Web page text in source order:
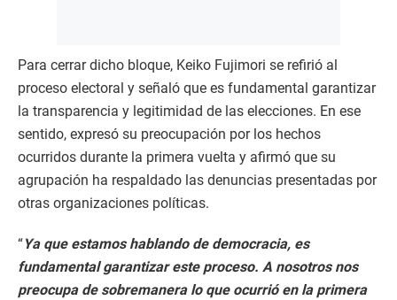
Para cerrar dicho bloque, Keiko Fujimori se refirió al
proceso electoral y señaló que es fundamental garantizar
la transparencia y legitimidad de las elecciones. En ese
sentido, expresó su preocupación por los hechos
ocurridos durante la primera vuelta y afirmó que su
agrupación ha respaldado las denuncias presentadas por
otras organizaciones políticas.
“Ya que estamos hablando de democracia, es
fundamental garantizar este proceso. A nosotros nos
preocupa de sobremanera lo que ocurrió en la primera